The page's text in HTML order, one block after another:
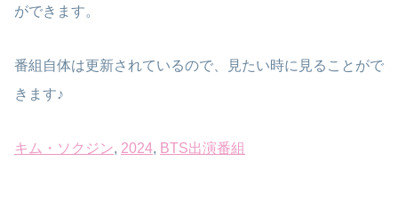
ができます。
番組自体は更新されているので、見たい時に見ることがで
きます♪
キム・ソクジン, 2024, BTS出演番組